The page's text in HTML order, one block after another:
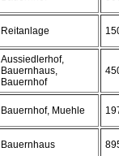
Reitanlage
Aussiedlerhof,
Bauernhaus,
Bauernhof
Bauernhof, Muehle
Bauernhaus